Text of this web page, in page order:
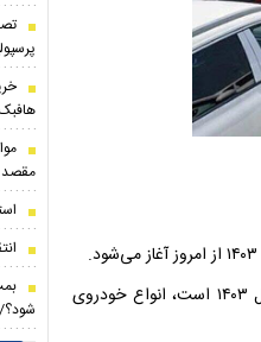
به گزارش ایمنا، مهدی ضیغمی اظهار کرد: در این دوره که آخرین نوبت ثبت نام خودرو‌های خارجی در سال ۱۴۰۳ است، انواع خودروی
مقصد
شود؟/